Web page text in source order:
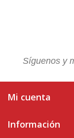
Síguenos y
Mi cuenta
Información